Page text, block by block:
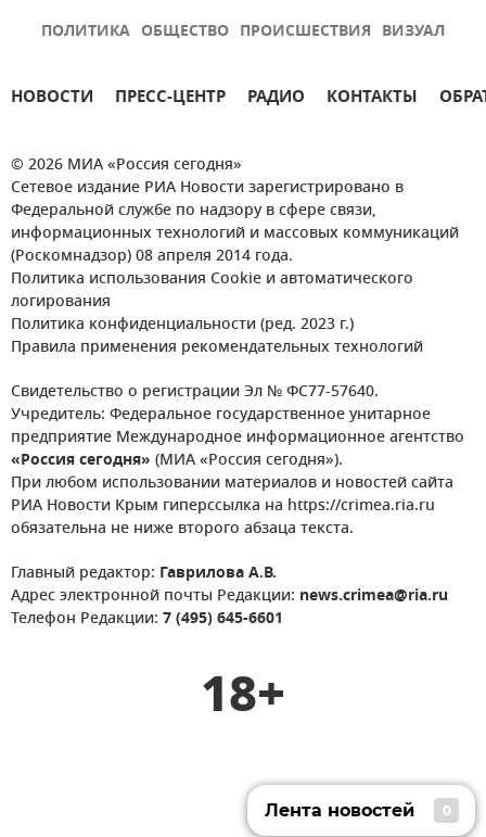
ПОЛИТИКА ОБЩЕСТВО ПРОИСШЕСТВИЯ ВИЗУАЛ
НОВОСТИ ПРЕСС-ЦЕНТР РАДИО КОНТАКТЫ
© 2026 МИА «Россия сегодня»
Сетевое издание РИА Новости зарегистрировано в
Федеральной службе по надзору в сфере связи,
информационных технологий и массовых коммуникаций
(Роскомнадзор) 08 апреля 2014 года.
Политика использования Cookie и автоматического
логирования
Политика конфиденциальности (ред. 2023 г.)
Правила применения рекомендательных технологий
Свидетельство о регистрации Эл № ФС77-57640.
Учредитель: Федеральное государственное унитарное
предприятие Международное информационное агентство
«Россия сегодня» (МИА «Россия сегодня»).
При любом использовании материалов и новостей сайта
РИА Новости Крым гиперссылка на https://crimea.ria.ru
обязательна не ниже второго абзаца текста.
Главный редактор: Гаврилова А.В.
Адрес электронной почты Редакции: news.crimea@ria.ru
Телефон Редакции: 7 (495) 645-6601
18+
Лента новостей 0